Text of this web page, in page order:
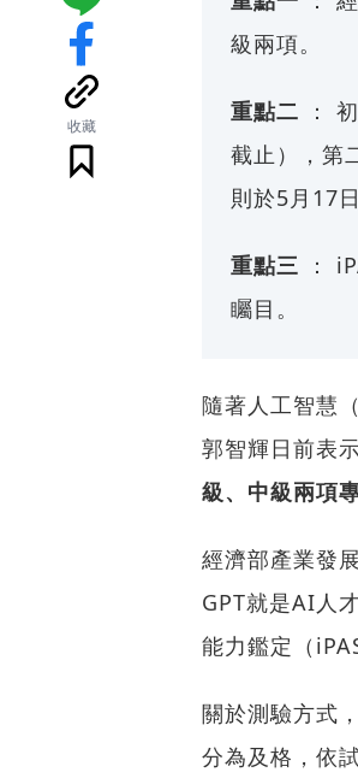
收藏
級兩項。
重點二 ：
截止），第
則於5月17
重點三 ：
矚目。
隨著人工智慧
郭智輝日前表
級、中級兩項
經濟部產業發
GPT就是AI人
能力鑑定（
關於測驗方式
分為及格，依